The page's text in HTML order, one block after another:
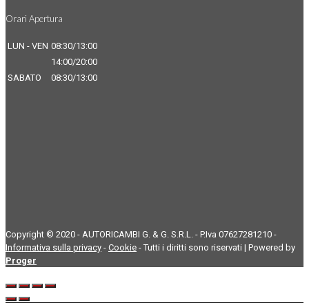
Orari Apertura
LUN - VEN 08:30/13:00
14:00/20:00
SABATO
08:30/13:00
Copyright © 2020 - AUTORICAMBI G. & G. S.R.L. - P.Iva 07627281210 -
Informativa sulla privacy - Cookie - Tutti i diritti sono riservati | Powered by
Proger